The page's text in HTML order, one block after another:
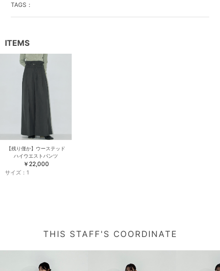
TAGS：
ITEMS
【残り僅か】ウーステッド
ハイウエストパンツ
￥22,000
サイズ： 1
THIS STAFF'S COORDINATE